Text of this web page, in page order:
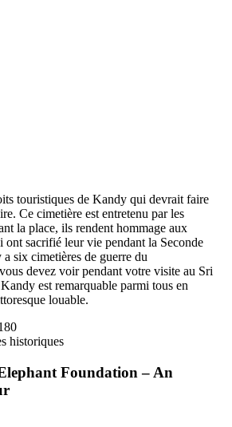
touristiques de Kandy qui devrait faire
Ce cimetière est entretenu par les
la place, ils rendent hommage aux
ont sacrifié leur vie pendant la Seconde
six cimetières de guerre du
devez voir pendant votre visite au Sri
est remarquable parmi tous en
louable.
historiques
Foundation – An